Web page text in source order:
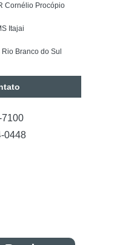
Paraná
de Segurança
para Obras
Cornélio Procópio
Itajai
Branco do Sul
7100
0448